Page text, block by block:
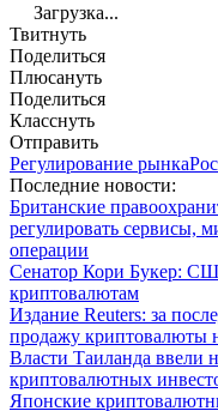
Загрузка...
Твитнуть
Поделиться
Плюсануть
Поделиться
Класснуть
Отправить
Регулирование рынка
Последние новости:
Британские
регулировать
операции
Сенатор Кори Букер:
криптовалютам
Издание Reuters: за
продажу криптовалюты
Власти Таиланда ввели
криптовалютных
Японские